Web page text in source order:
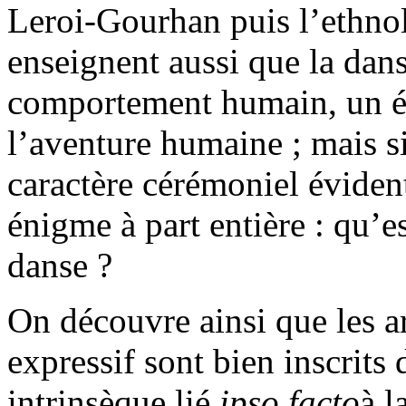
Leroi-Gourhan puis
enseignent aussi que la
comportement humain, un
l’aventure humaine ; mais
caractère cérémoniel
énigme à part entière :
danse ?
On découvre ainsi que les
expressif sont bien inscrits